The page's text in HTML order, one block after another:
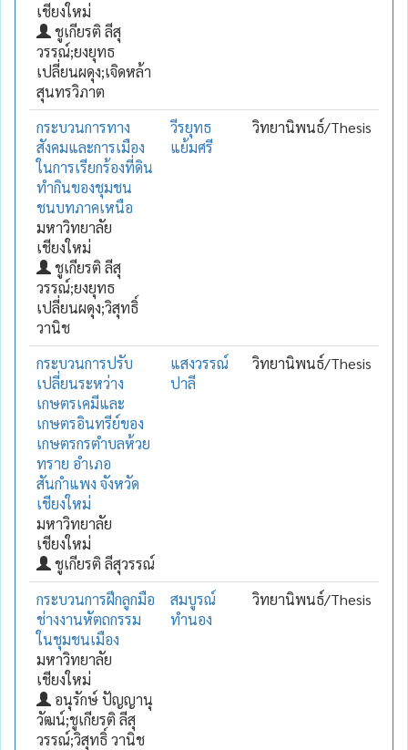
เชียงใหม่
ชูเกียรติ ลีสุ
วรรณ์;ยงยุทธ
เปลี่ยนผดุง;เจิดหล้า
สุนทรวิภาต
กระบวนการทาง
สังคมและการเมือง
ในการเรียกร้องที่ดิน
ทำกินของชุมชน
ชนบทภาคเหนือ
มหาวิทยาลัย
เชียงใหม่
ชูเกียรติ ลีสุ
วรรณ์;ยงยุทธ
เปลี่ยนผดุง;วิสุทธิ์
วานิช
วีรยุทธ
แย้มศรี
วิทยานิพนธ์/Thesis
กระบวนการปรับ
เปลี่ยนระหว่าง
เกษตรเคมีและ
เกษตรอินทรีย์ของ
เกษตรกรตำบลห้วย
ทราย อำเภอ
สันกำแพง จังหวัด
เชียงใหม่
มหาวิทยาลัย
เชียงใหม่
ชูเกียรติ ลีสุวรรณ์
แสงวรรณ์
ปาลี
วิทยานิพนธ์/Thesis
กระบวนการฝึกลูกมือ
ช่างงานหัตถกรรม
ในชุมชนเมือง
มหาวิทยาลัย
เชียงใหม่
อนุรักษ์ ปัญญานุ
วัฒน์;ชูเกียรติ ลีสุ
วรรณ์;วิสุทธิ์ วานิช
สมบูรณ์
ทำนอง
วิทยานิพนธ์/Thesis